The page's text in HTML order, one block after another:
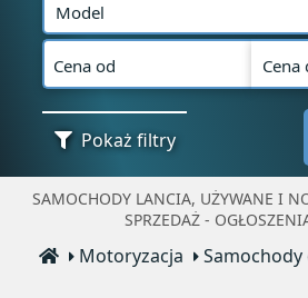
Model
Cena od Cena
Pokaż filtry
SAMOCHODY LANCIA, UŻYWANE I
SPRZEDAŻ -
Motoryzacja